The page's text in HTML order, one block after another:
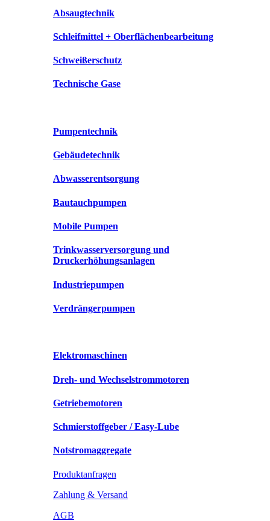
Absaugtechnik
Schleifmittel + Oberflächenbearbeitung
Schweißerschutz
Technische Gase
Pumpentechnik
Gebäudetechnik
Abwasserentsorgung
Bautauchpumpen
Mobile Pumpen
Trinkwasserversorgung und
Druckerhöhungsanlagen
Industriepumpen
Verdrängerpumpen
Elektromaschinen
Dreh- und Wechselstrommotoren
Getriebemotoren
Schmierstoffgeber / Easy-Lube
Notstromaggregate
Produktanfragen
Zahlung & Versand
AGB